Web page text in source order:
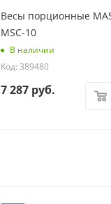
Весы порционные
MSC-10
В наличии
Код: 389480
7 287 руб.